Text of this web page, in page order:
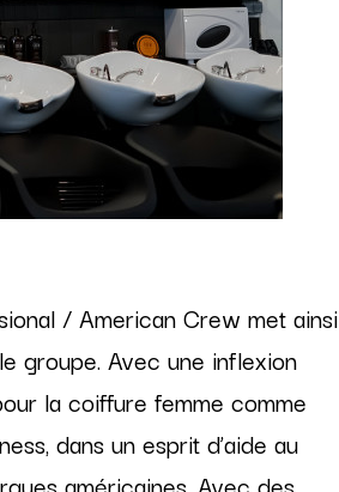
/ American Crew met ainsi
groupe. Avec une inflexion
la coiffure femme comme
dans un esprit d’aide au